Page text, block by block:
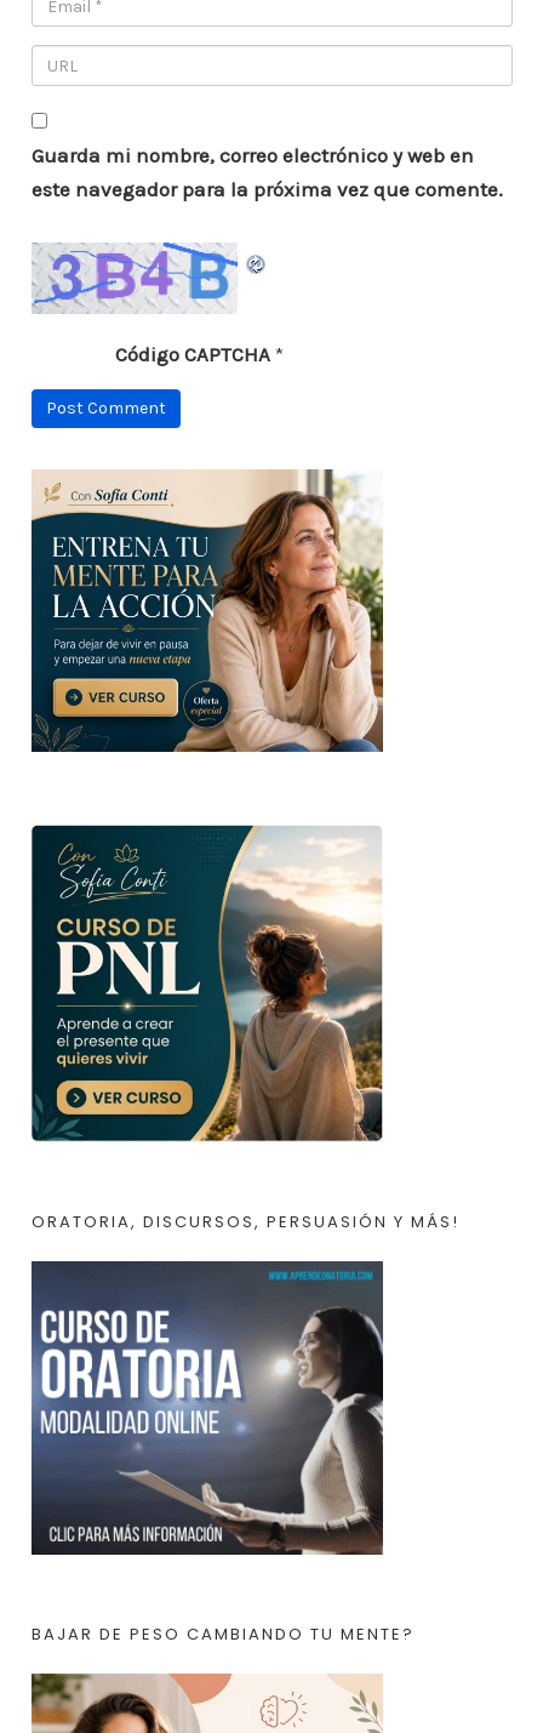
Guarda mi nombre, correo electrónico y web en
este navegador para la próxima vez que comente.
Código CAPTCHA*
ORATORIA, DISCURSOS, PERSUASIÓN Y MÁS!
BAJAR DE PESO CAMBIANDO TU MENTE?